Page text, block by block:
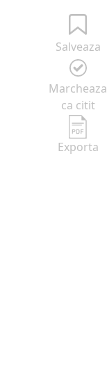
Salveaza
Marcheaza
ca citit
Exporta